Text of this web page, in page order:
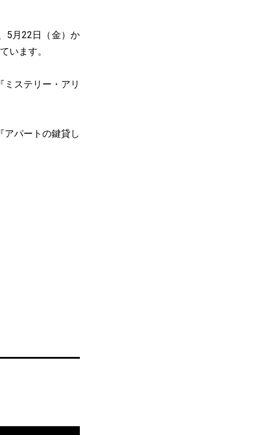
5月22日（金）か
います。
ステリー・アリ
アパートの鍵貸し